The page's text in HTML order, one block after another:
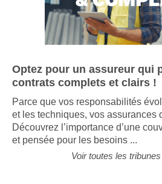
Optez pour un assureur qui
contrats complets et clairs !
Parce que vos responsabilités
et les techniques, vos assurances
Découvrez l’importance d’une